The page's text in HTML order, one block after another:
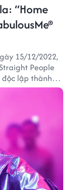
“Home
15/12/2022,
People
lập thành
qua nền
tham gia với
sáng lập